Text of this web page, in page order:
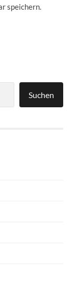
speichern.
Suchen